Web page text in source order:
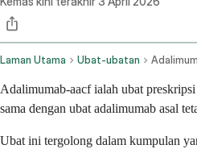
Laman Utama Ubat-ubatan
Adalimumab-aacf ialah ubat
sama dengan ubat adalimumab asal
Ubat ini tergolong dalam kumpulan